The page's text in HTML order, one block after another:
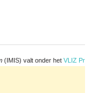
(IMIS) valt onder het VLIZ